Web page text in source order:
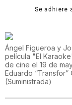
Se adhiere
Ángel Figueroa y
película "El
de cine el 19 de
Eduardo
(Suministrada)